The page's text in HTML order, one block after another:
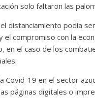
solo faltaron las
distanciamiento podía
el compromiso con la
en el caso de los
Covid-19 en el sector
páginas digitales o
Divertida comedia
0